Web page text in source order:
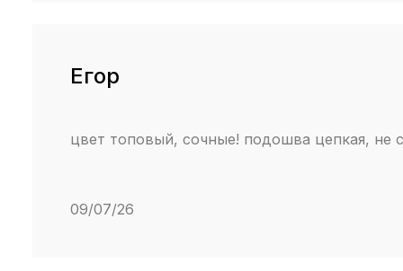
Егор
цвет топовый, сочные! подошва цепкая, не
09/07/26